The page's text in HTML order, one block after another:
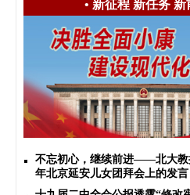
• 新征程 新任务 新
不忘初心，继续前进——北大教
年北京延安儿女团拜会上的发言